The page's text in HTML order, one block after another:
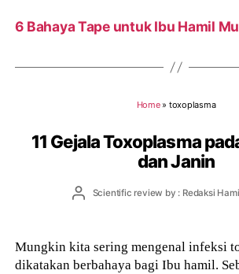
6 Bahaya Tape untuk Ibu Hamil
Home» toxoplasma
11 Gejala Toxoplasma
dan Janin
PostScientific review by : Redaksi
Mungkin kita sering mengenal infeksi
dikatakan berbahaya bagi Ibu hamil.